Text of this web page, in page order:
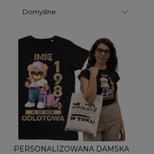
PERSONALIZOWANA DAMSKA